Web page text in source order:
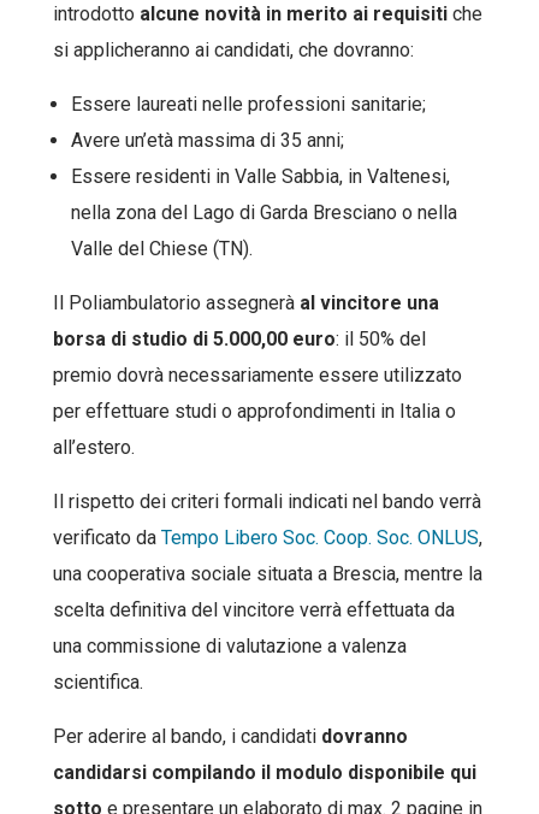
introdotto alcune novità in merito ai requisiti che
si applicheranno ai candidati, che dovranno:
Essere laureati nelle professioni sanitarie;
Avere un’età massima di 35 anni;
Essere residenti in Valle Sabbia, in Valtenesi,
nella zona del Lago di Garda Bresciano o nella
Valle del Chiese (TN).
Il Poliambulatorio assegnerà al vincitore una
borsa di studio di 5.000,00 euro: il 50% del
premio dovrà necessariamente essere utilizzato
per effettuare studi o approfondimenti in Italia o
all’estero.
Il rispetto dei criteri formali indicati nel bando verrà
verificato da Tempo Libero Soc. Coop. Soc. ONLUS,
una cooperativa sociale situata a Brescia, mentre la
scelta definitiva del vincitore verrà effettuata da
una commissione di valutazione a valenza
scientifica.
Per aderire al bando, i candidati dovranno
candidarsi compilando il modulo disponibile qui
sotto e presentare un elaborato di max. 2 pagine in